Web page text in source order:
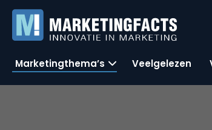
Marketingthema’s Veelgelezen